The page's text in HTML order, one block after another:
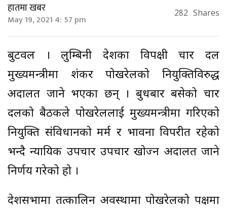
हातमा खबर
May 19, 2021 4: 57 pm 282 Shares
बुटवल । लुम्बिनी प्रदेशका विपक्षी चार दल
मुख्यमन्त्रीमा शंकर पोखरेलको नियुक्तिविरुद्ध
अदालत जाने भएका छन् । बुधबार बसेको चार
दलको बैठकले पोखरेललाई मुख्यमन्त्रीमा गरिएको
नियुक्ति संविधानको मर्म र भावना विपरीत रहेको
भन्दै न्यायिक उपचार उपचार खोज्न अदालत जाने
निर्णय गरेको हो ।
प्रदेशसभामा तत्कालिन अवस्थामा पोखरेलको पक्षमा